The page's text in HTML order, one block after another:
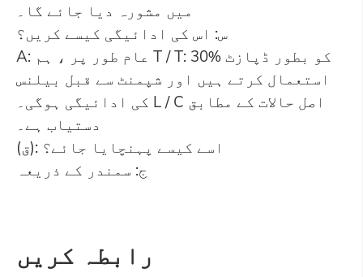
میں مشورہ دیا جائے گا۔
س: اس کی ادائیگی کیسے کریں؟
A: عام طور پر ، ہم T / T: 30% کو بطور ڈپازٹ
استعمال کرتے ہیں اور شپمنٹ سے قبل بیلنس
کی ادائیگی ہوگی۔ L / C اصل حالات کے مطابق
دستیاب ہے۔
(ق): اسے کیسے پہنچایا جائے؟
رابطہ کریں